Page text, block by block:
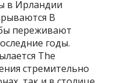
в Ирландии
В
переживают
годы.
The
стремительно